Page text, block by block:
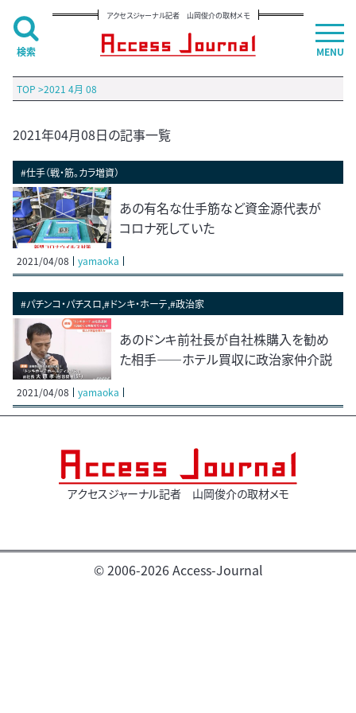
アクセスジャーナル記者 山岡俊介の取材メモ
TOP >2021 4月 08
2021年04月08日の記事一覧
#仕手（戦・筋。カラ増資）
あの有名な仕手筋など資金源代表が
コロナ死していた
2021/04/08 yamaoka
#パチンコ・パチスロ,#ドンキ・ホーテ,#政治家
あのドンキ前社長が自社株購入を勧め
た相手――ホテル買収に政治家仲介説
2021/04/08 yamaoka
アクセスジャーナル記者 山岡俊介の取材メモ
© 2006-2026 Access-Journal
MENU
検索